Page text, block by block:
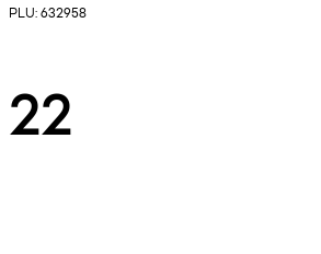
PLU: 632958
22